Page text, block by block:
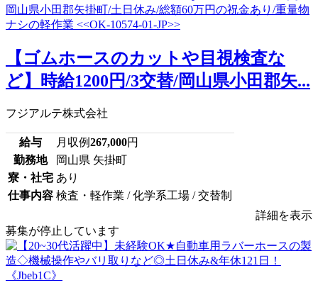
【ゴムホースのカットや目視検査な
ど】時給1200円/3交替/岡山県小田郡矢...
フジアルテ株式会社
給与 月収例267,000円
勤務地
岡山県 矢掛町
寮・社宅 あり
仕事内容 検査・軽作業 / 化学系工場 / 交替制
詳細を表示
募集が停止しています